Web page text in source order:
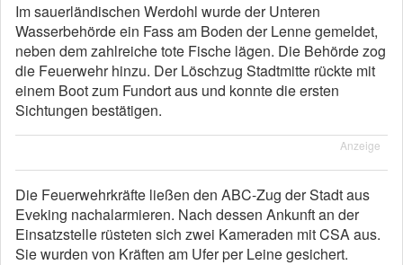
Im sauerländischen Werdohl wurde der Unteren
Wasserbehörde ein Fass am Boden der Lenne gemeldet,
neben dem zahlreiche tote Fische lägen. Die Behörde zog
die Feuerwehr hinzu. Der Löschzug Stadtmitte rückte mit
einem Boot zum Fundort aus und konnte die ersten
Sichtungen bestätigen.
Anzeige
Die Feuerwehrkräfte ließen den ABC-Zug der Stadt aus
Eveking nachalarmieren. Nach dessen Ankunft an der
Einsatzstelle rüsteten sich zwei Kameraden mit CSA aus.
Sie wurden von Kräften am Ufer per Leine gesichert.